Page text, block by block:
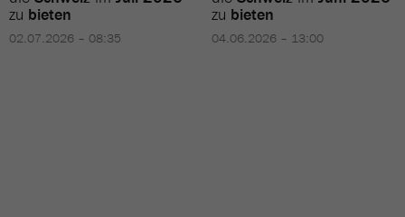
zu bieten
02.07.2026 – 08:35
zu bieten
04.06.2026 – 13:00